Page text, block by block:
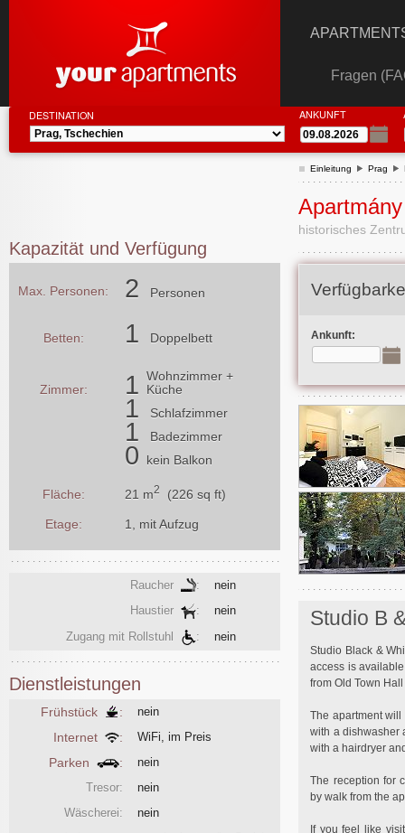
Fragen
DESTINATION ANKUNFT
Einleitung Prag
historisches
Ankunft:
Studio B
Studio Black &
access is
from Old Town
The apartment
with a dishwasher
with a hairdryer
The reception for
by walk from the
If you feel like
Kapazität und Verfügung
Max. Personen: 2 Personen
Betten: 1 Doppelbett
Zimmer: 1 Wohnzimmer +
Küche
1 Schlafzimmer
1 Badezimmer
0 kein Balkon
Fläche: 21 m2 (226 sq ft)
Etage: 1, mit Aufzug
Raucher :
nein
Haustier
:
nein
Zugang mit Rollstuhl
: nein
Dienstleistungen
Frühstück : nein
Internet : WiFi, im Preis
Parken :
nein
Tresor:
nein
Wäscherei:
nein